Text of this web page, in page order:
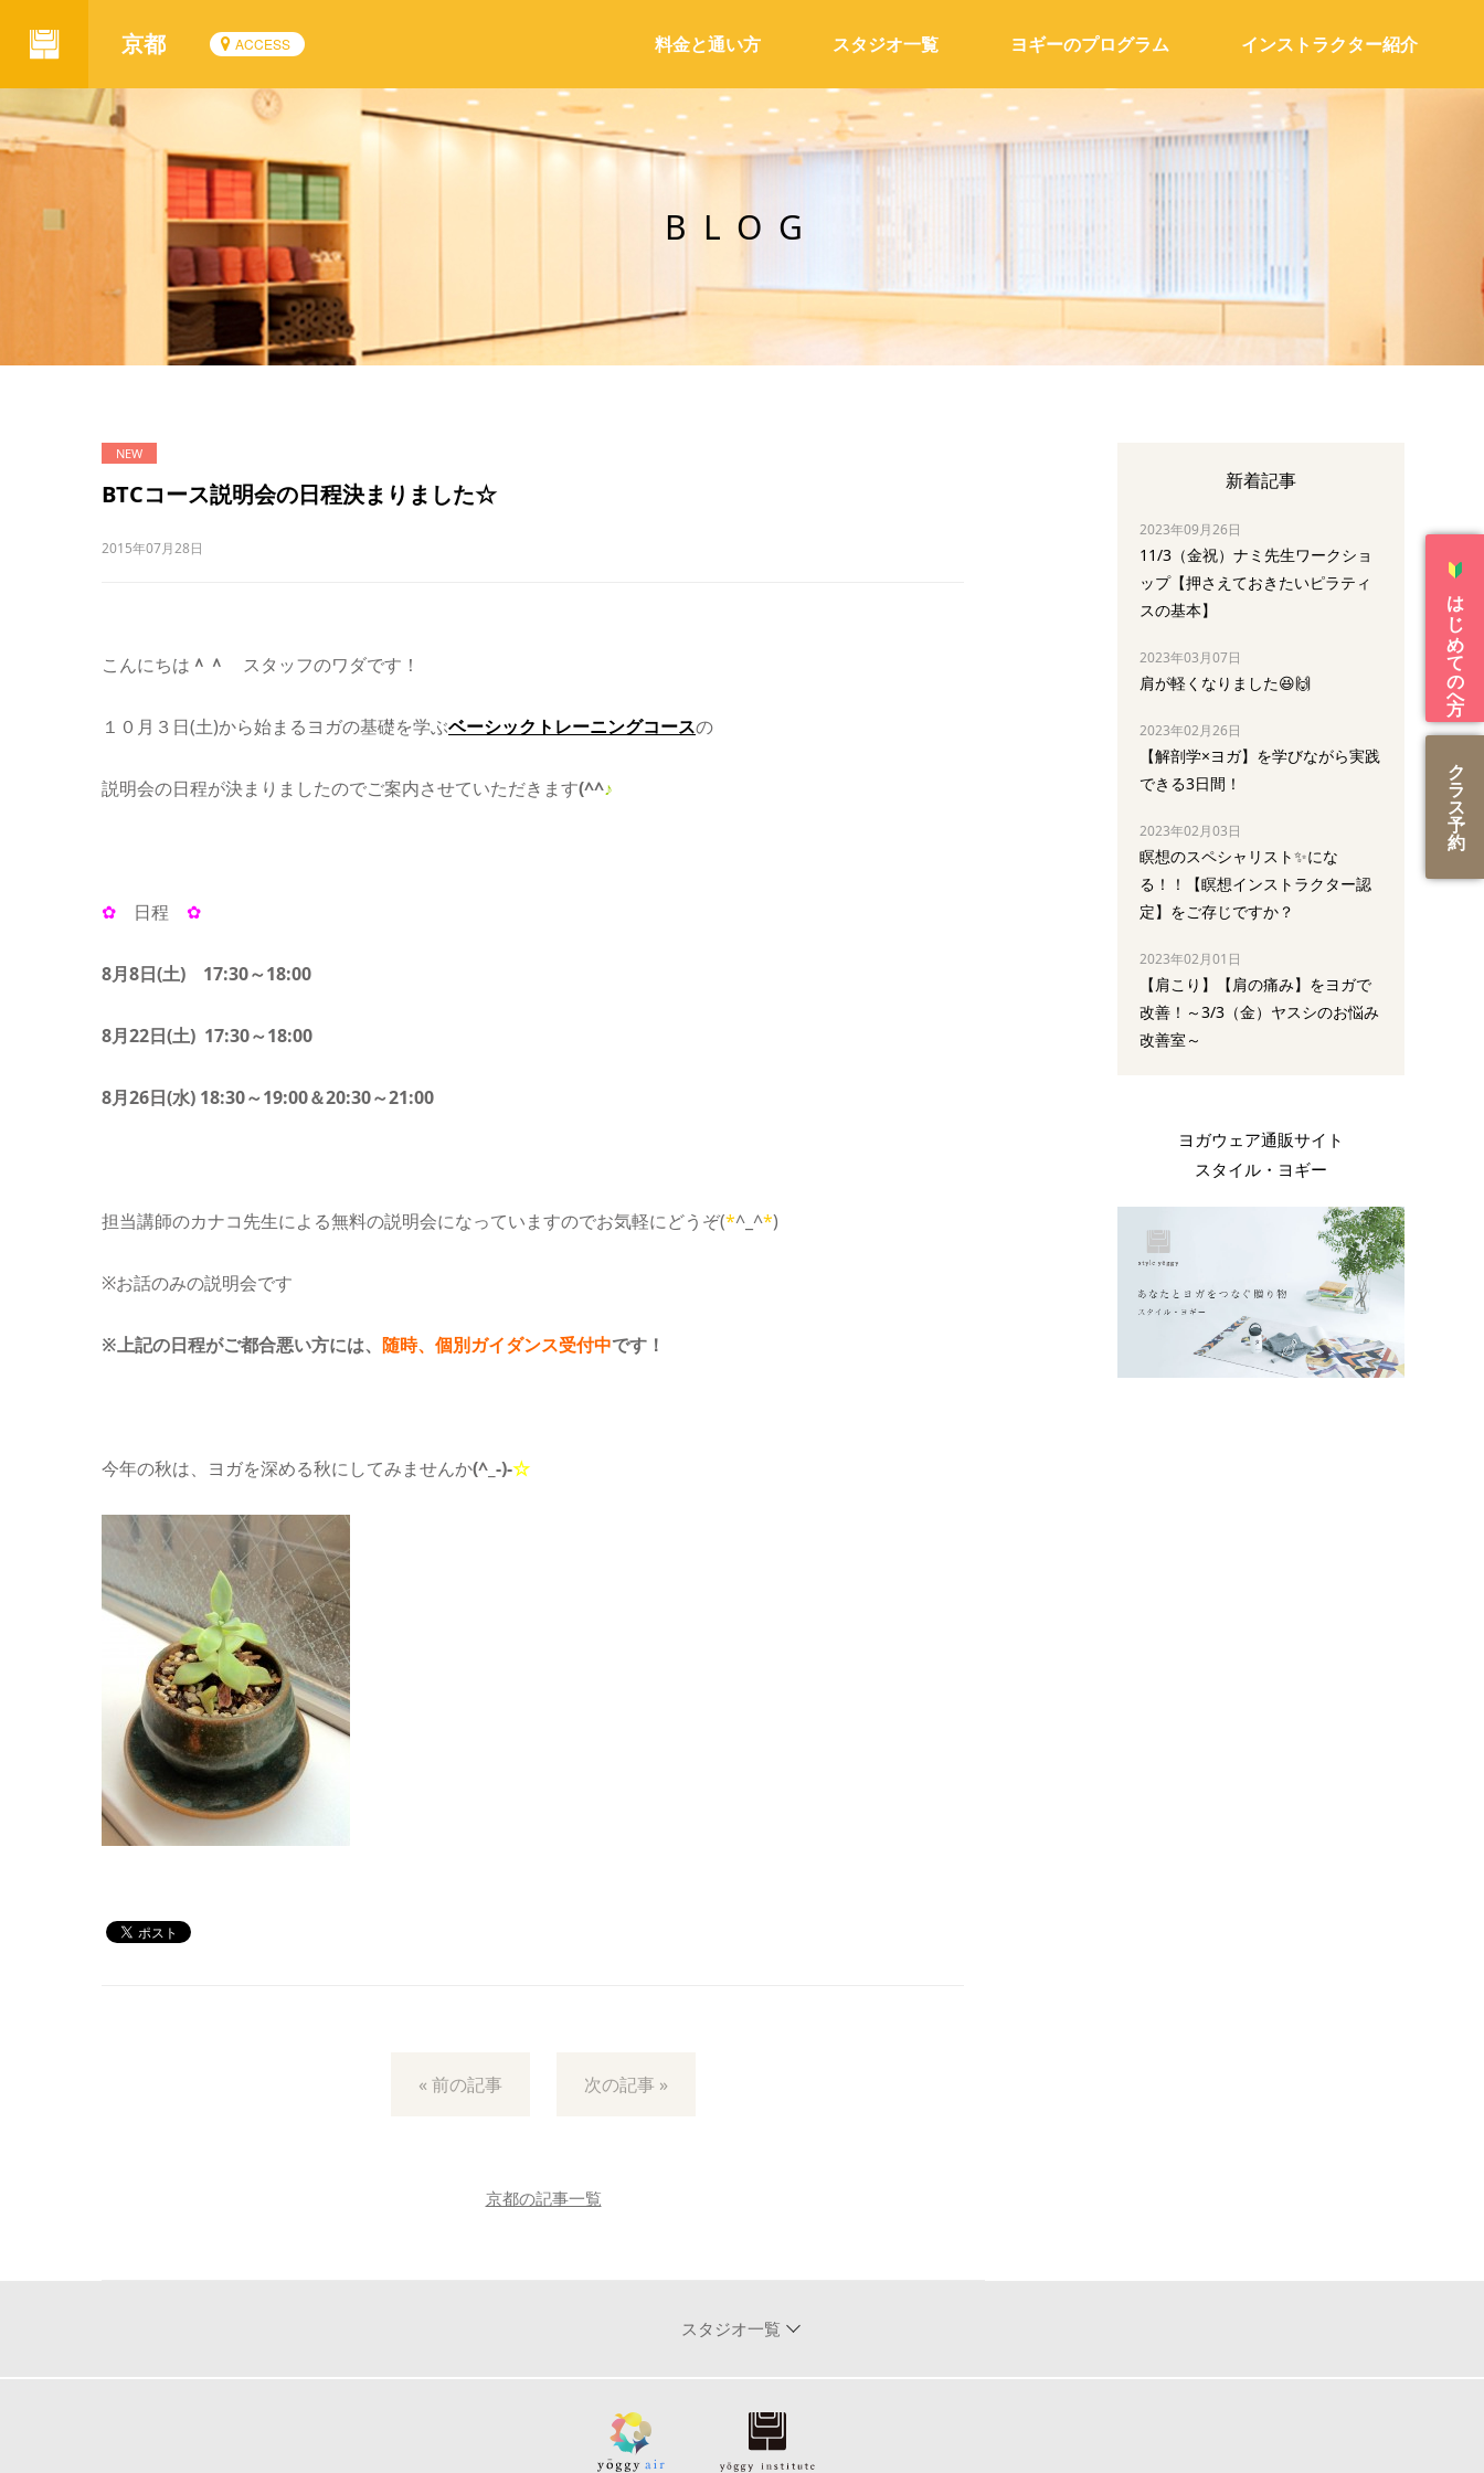
京都 ACCESS 料金と通い方 スタジオ一覧 ヨギーのプログラム インストラクター紹介
BLOG
BTCコース説明会の日程決まりました☆
2015年07月28日
こんにちは ＾＾ スタッフのワダです！
１０月３日(土)から始まるヨガの基礎を学ぶベーシックトレーニングコースの
説明会の日程が決まりましたのでご案内させていただきます(^^♪
✿ 日程 ✿
8月8日(土) 17:30～18:00
8月22日(土) 17:30～18:00
8月26日(水) 18:30～19:00＆20:30～21:00
担当講師のカナコ先生による無料の説明会になっていますのでお気軽にどうぞ(*^_^*)
※お話のみの説明会です
※上記の日程がご都合悪い方には、 随時、個別ガイダンス受付中です！
今年の秋は、ヨガを深める秋にしてみませんか(^_-)-☆
« 前の記事 次の記事 »
京都の記事一覧
新着記事
2023年09月26日
11/3（金祝）ナミ先生ワークショ
ップ【押さえておきたいピラティ
スの基本】
2023年03月07日
肩が軽くなりました😆🙌
2023年02月26日
【解剖学×ヨガ】を学びながら実践
できる3日間！
2023年02月03日
瞑想のスペシャリスト✨にな
る！！【瞑想インストラクター認
定】をご存じですか？
2023年02月01日
【肩こり】【肩の痛み】をヨガで
改善！～3/3（金）ヤスシのお悩み
改善室～
ヨガウェア通販サイト
スタイル・ヨギー
はじめての方へ
ク
ラ
ス
予
約
スタジオ一覧